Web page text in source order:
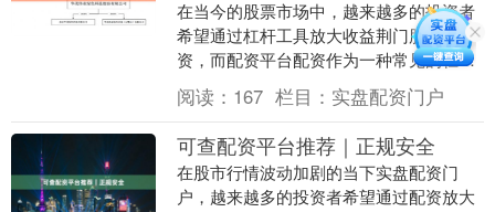
在当今的股票市场中，越来越多的投资者
希望通过杠杆工具放大收益荆门股票配
资，而配资平台配资作为一种常见的杠杆
炒股方式，正受到广泛关注。然而，面对
市场上众多的配资选....
阅读： 167 栏目： 实盘配资门户
可查配资平台推荐｜正规安全
在股市行情波动加剧的当下实盘配资门
户，越来越多的投资者希望通过配资放大